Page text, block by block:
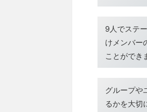
9人でステ
けメンバー
ことができ
グループや
るかを大切